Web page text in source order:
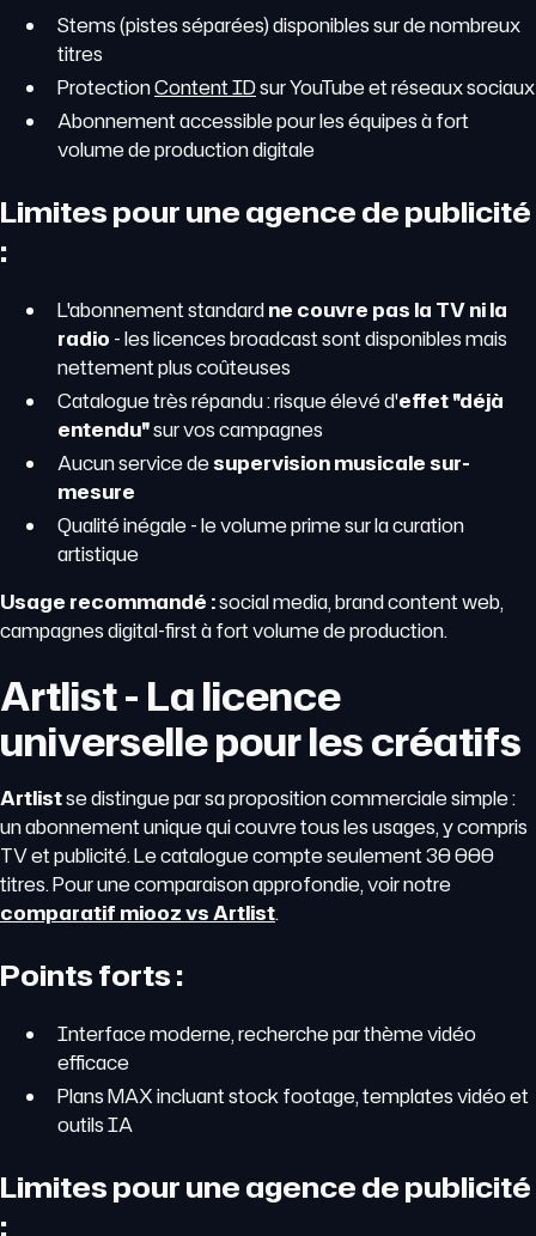
Stems (pistes séparées) disponibles sur de nombreux
titres
ProtectionContent IDsur YouTube et réseaux sociaux
Abonnement accessible pour les équipes à fort
volume de production digitale
Limites pour une agence de publicité
:
L'abonnement standardne couvre pas la TV ni la
radio - les licences broadcast sont disponibles mais
nettement plus coûteuses
Catalogue très répandu : risque élevé d'effet "déjà
entendu"sur vos campagnes
Aucun service desupervision musicale sur-
mesure
Qualité inégale - le volume prime sur la curation
artistique
Usage recommandé :social media, brand content web,
campagnes digital-first à fort volume de production.
Artlist - La licence
universelle pour les créatifs
Artlistse distingue par sa proposition commerciale simple :
un abonnement unique qui couvre tous les usages, y compris
TV et publicité. Le catalogue compte seulement 30 000
titres. Pour une comparaison approfondie, voir notre
comparatif miooz vs Artlist.
Points forts :
Interface moderne, recherche par thème vidéo
efficace
Plans MAX incluant stock footage, templates vidéo et
outils IA
Limites pour une agence de publicité
: